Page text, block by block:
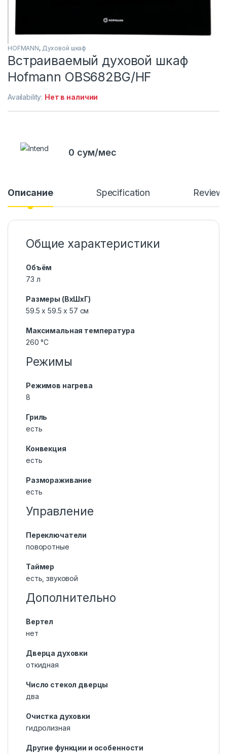
HOFMANN, Духовой шкаф
Встраиваемый духовой шкаф
Hofmann OBS682BG/HF
Availability: Нет в наличии
0 сум/мес
Описание Specification
Общие характеристики
Объём
73 л
Размеры (ВхШхГ)
59.5 х 59.5 x 57 см
Максимальная температура
260 °С
Режимы
Режимов нагрева
8
Гриль
есть
Конвекция
есть
Размораживание
есть
Управление
Переключатели
поворотные
Таймер
есть, звуковой
Дополнительно
Вертел
нет
Дверца духовки
откидная
Число стекол дверцы
два
Очистка духовки
гидролизная
Другие функции и особенности